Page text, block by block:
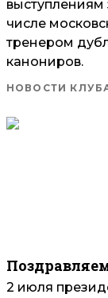
выступлениям
числе
тренером
канониров.
НОВОСТИ
2 июля